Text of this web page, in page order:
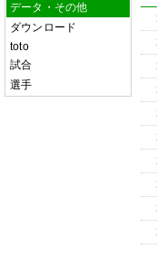
データ・その他
ダウンロード
toto
試合
選手